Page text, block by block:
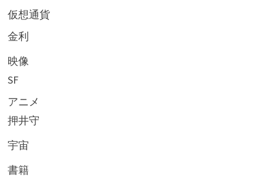
仮想通貨
金利
映像
SF
アニメ
押井守
宇宙
書籍